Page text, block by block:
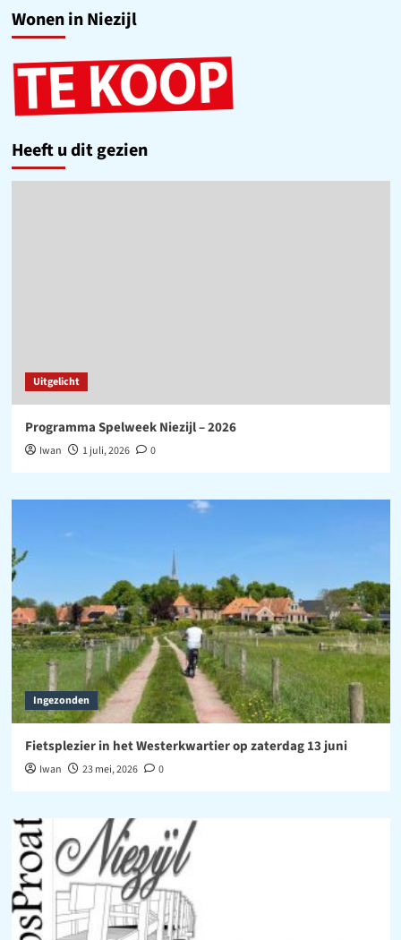
Wonen in Niezijl
Heeft u dit gezien
Uitgelicht
Programma Spelweek Niezijl – 2026
Iwan 1 juli, 2026 0
Ingezonden
Fietsplezier in het Westerkwartier op zaterdag 13 juni
Iwan 23 mei, 2026 0